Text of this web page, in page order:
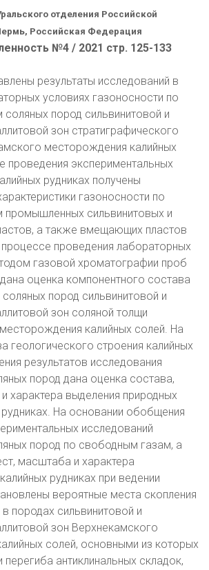
отделения Российской
Российская Федерация
№4 / 2021 стр. 125-133
результаты исследований в
условиях газоносности по
пород сильвинитовой и
зон стратиграфического
месторождения калийных
проведения экспериментальных
рудниках получены
газоносности по
сильвинитовых и
а также вмещающих пластов
проведения лабораторных
газовой хроматографии проб
оценка компонентного состава
пород сильвинитовой и
зон соляной толщи
калийных солей. На
геологического строения калийных
результатов исследования
пород дана оценка состава,
характера выделения природных
На основании обобщения
исследований
пород по свободным газам, а
масштаба и характера
рудниках при ведении
вероятные места скопления
породах сильвинитовой и
зон Верхнекамского
солей, основными из которых
перегиба антиклинальных складок,